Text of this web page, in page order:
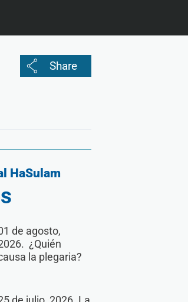
HaSulam
de agosto,
¿Quién
la plegaria?